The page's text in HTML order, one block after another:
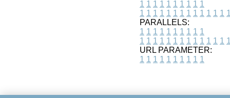
1 1 1 1 1 1 1 1 1 1
1 1 1 1 1 1 1 1 1 1 1 1 1 1
PARALLELS:
1 1 1 1 1 1 1 1 1 1
1 1 1 1 1 1 1 1 1 1 1 1 1 1
URL PARAMETER:
1 1 1 1 1 1 1 1 1 1